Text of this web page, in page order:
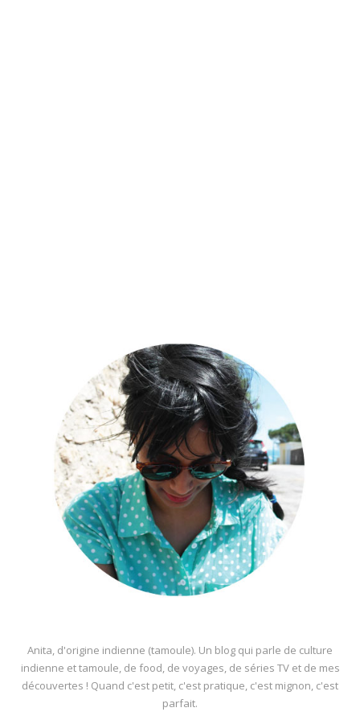
Anita, d'origine indienne (tamoule). Un blog qui parle de culture
indienne et tamoule, de food, de voyages, de séries TV et de mes
découvertes ! Quand c'est petit, c'est pratique, c'est mignon, c'est
parfait.